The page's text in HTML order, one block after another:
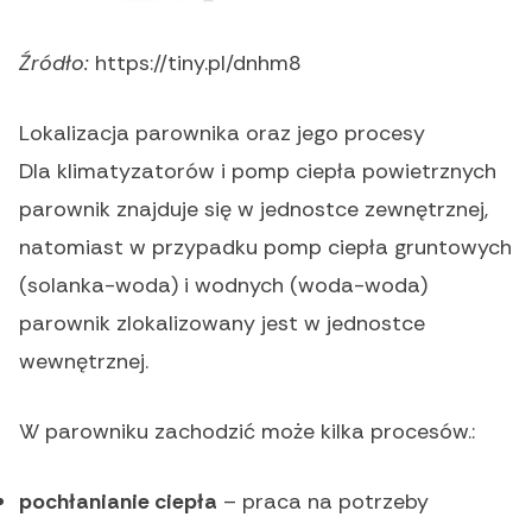
Źródło: https://tiny.pl/dnhm8
Lokalizacja parownika oraz jego procesy
Dla klimatyzatorów i pomp ciepła powietrznych
parownik znajduje się w jednostce zewnętrznej,
natomiast w przypadku pomp ciepła gruntowych
(solanka-woda) i wodnych (woda-woda)
parownik zlokalizowany jest w jednostce
wewnętrznej.
W parowniku zachodzić może kilka procesów.:
pochłanianie ciepła – praca na potrzeby